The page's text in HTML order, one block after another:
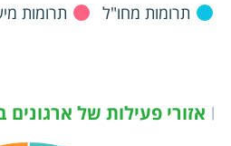
תרומות מחו"ל תרומות
| אזורי פעילות של